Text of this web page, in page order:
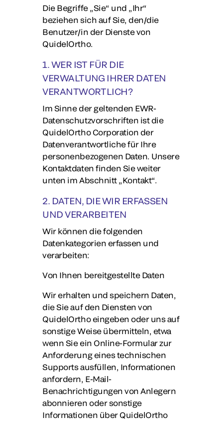
Die Begriffe „Sie“ und „Ihr“
beziehen sich auf Sie, den/die
Benutzer/in der Dienste von
QuidelOrtho.
1. WER IST FÜR DIE
VERWALTUNG IHRER DATEN
VERANTWORTLICH?
Im Sinne der geltenden EWR-
Datenschutzvorschriften ist die
QuidelOrtho Corporation der
Datenverantwortliche für Ihre
personenbezogenen Daten. Unsere
Kontaktdaten finden Sie weiter
unten im Abschnitt „Kontakt“.
2. DATEN, DIE WIR ERFASSEN
UND VERARBEITEN
Wir können die folgenden
Datenkategorien erfassen und
verarbeiten:
Von Ihnen bereitgestellte Daten
Wir erhalten und speichern Daten,
die Sie auf den Diensten von
QuidelOrtho eingeben oder uns auf
sonstige Weise übermitteln, etwa
wenn Sie ein Online-Formular zur
Anforderung eines technischen
Supports ausfüllen, Informationen
anfordern, E-Mail-
Benachrichtigungen von Anlegern
abonnieren oder sonstige
Informationen über QuidelOrtho